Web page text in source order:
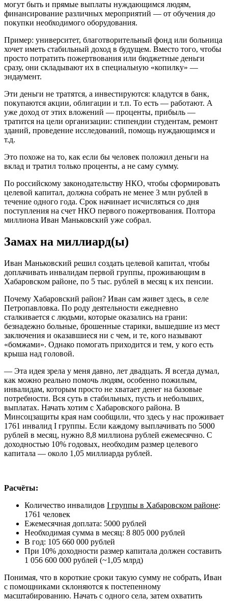
могут быть и прямые выплаты нуждающимся людям,
финансирование различных мероприятий — от обучения до
покупки необходимого оборудования.
Пример: университет, благотворительный фонд или больница
хочет иметь стабильный доход в будущем. Вместо того, чтобы
просто потратить пожертвования или бюджетные деньги
сразу, они складывают их в специальную «копилку» —
эндаумент.
Эти деньги не тратятся, а инвестируются: кладутся в банк,
покупаются акции, облигации и т.п. То есть — работают. А
уже доход от этих вложений — проценты, прибыль —
тратится на цели организации: стипендии студентам, ремонт
зданий, проведение исследований, помощь нуждающимся и
т.д.
Это похоже на то, как если бы человек положил деньги на
вклад и тратил только проценты, а не саму сумму.
По российскому законодательству НКО, чтобы сформировать
целевой капитал, должна собрать не менее 3 млн рублей в
течение одного года. Срок начинает исчисляться со дня
поступления на счет НКО первого пожертвования. Полтора
миллиона Иван Маньковский уже собрал.
Замах на миллиард(ы)
Иван Маньковский решил создать целевой капитал, чтобы
доплачивать инвалидам первой группы, проживающим в
Хабаровском районе, по 5 тыс. рублей в месяц к их пенсии.
Почему Хабаровский район? Иван сам живет здесь, в селе
Петропавловка. По роду деятельности ежедневно
сталкивается с людьми, которые оказались на грани:
безнадежно больные, брошенные старики, вышедшие из мест
заключения и оказавшиеся ни с чем, и те, кого называют
«бомжами». Однако помогать приходится и тем, у кого есть
крыша над головой.
— Эта идея зрела у меня давно, лет двадцать. Я всегда думал,
как можно реально помочь людям, особенно пожилым,
инвалидам, которым просто не хватает денег на базовые
потребности. Вся суть в стабильных, пусть и небольших,
выплатах. Начать хотим с Хабаровского района. В
Минсоцзащиты края нам сообщили, что здесь у нас проживает
1761 инвалид I группы. Если каждому выплачивать по 5000
рублей в месяц, нужно 8,8 миллиона рублей ежемесячно. С
доходностью 10% годовых, необходим размер целевого
капитала — около 1,05 миллиарда рублей.
Расчёты:
Количество инвалидов I группы в Хабаровском районе:
1761 человек
Ежемесячная доплата: 5000 рублей
Необходимая сумма в месяц: 8 805 000 рублей
В год: 105 660 000 рублей
При 10% доходности размер капитала должен составить
1 056 600 000 рублей (~1,05 млрд)
Понимая, что в короткие сроки такую сумму не собрать, Иван
с помощниками склоняются к постепенному
масштабированию. Начать с одного села, затем охватить